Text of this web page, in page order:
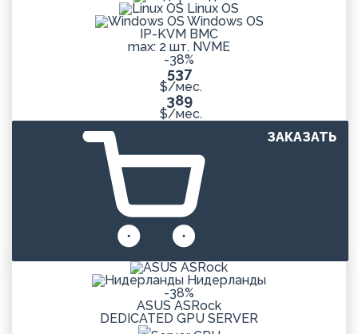
Linux OS
Windows OS
IP-KVM BMC
max: 2 шт. NVME
-38%
537
$/мес.
389
$/мес.
ЗАКАЗАТЬ
Нидерланды
-38%
ASUS ASRock
DEDICATED GPU SERVER